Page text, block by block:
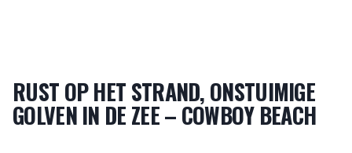
RUST OP HET STRAND, ONSTUIMIGE
GOLVEN IN DE ZEE – COWBOY BEACH